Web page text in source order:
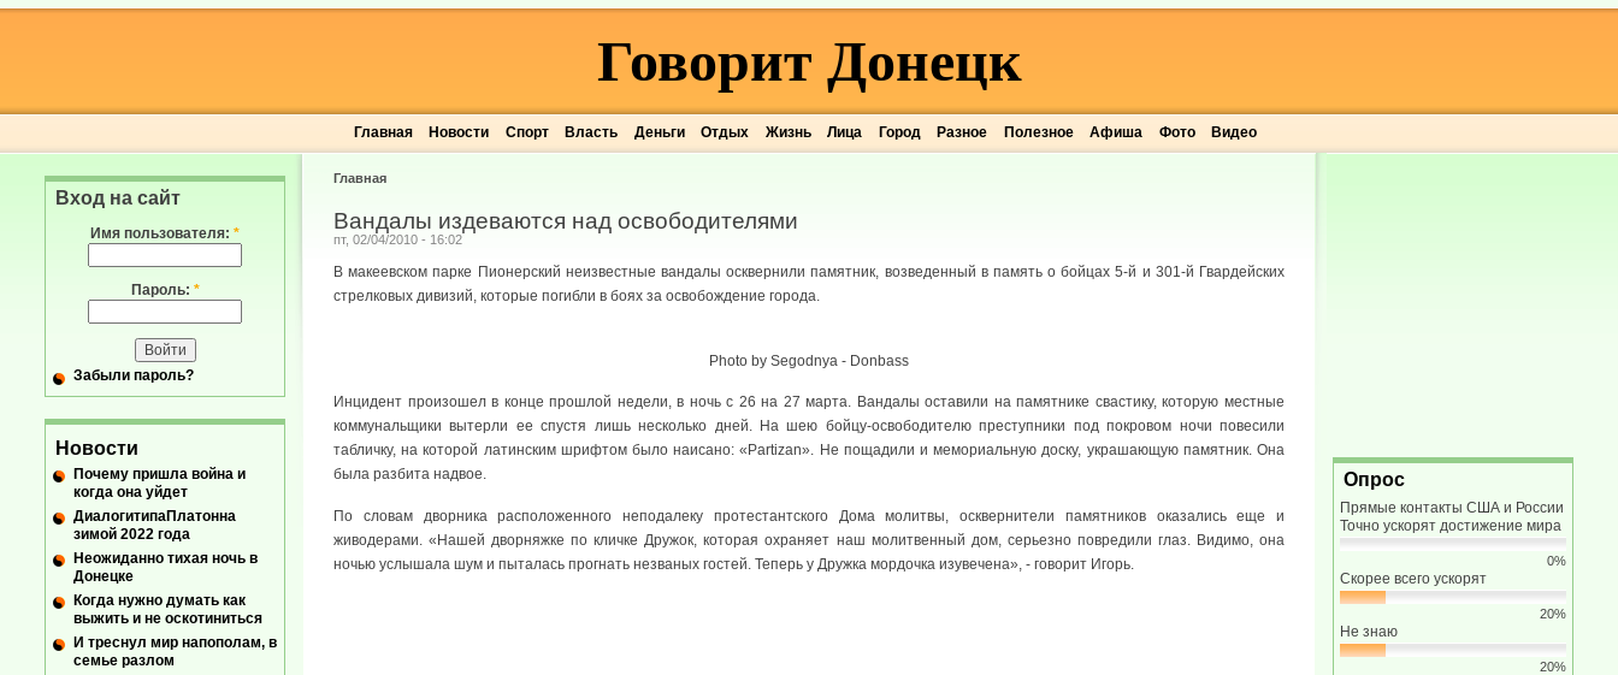
Главная Новости Спорт Власть Деньги Отдых Жизнь Лица Город Разное Полезное Афиша Фото Видео
Говорит Донецк
Главная
Вандалы издеваются над освободителями
пт, 02/04/2010 - 16:02
В макеевском парке Пионерский неизвестные вандалы осквернили памятник, возведенный в память о бойцах 5-й и 301-й Гвардейских
стрелковых дивизий, которые погибли в боях за освобождение города.
Photo by Segodnya - Donbass
Инцидент произошел в конце прошлой недели, в ночь с 26 на 27 марта. Вандалы оставили на памятнике свастику, которую местные
коммунальщики вытерли ее спустя лишь несколько дней. На шею бойцу-освободителю преступники под покровом ночи повесили
табличку, на которой латинским шрифтом было наисано: «Partizan». Не пощадили и мемориальную доску, украшающую памятник. Она
была разбита надвое.
По словам дворника расположенного неподалеку протестантского Дома молитвы, осквернители памятников оказались еще и
живодерами. «Нашей дворняжке по кличке Дружок, которая охраняет наш молитвенный дом, серьезно повредили глаз. Видимо, она
ночью услышала шум и пыталась прогнать незваных гостей. Теперь у Дружка мордочка изувечена», - говорит Игорь.
Вход на сайт
Имя пользователя: *
Пароль: *
Забыли пароль?
Новости
Почему пришла война и
когда она уйдет
ДиалогитипаПлатонна
зимой 2022 года
Неожиданно тихая ночь в
Донецке
Когда нужно думать как
выжить и не оскотиниться
И треснул мир напополам, в
семье разлом
Опрос
Прямые контакты США и России
Точно ускорят достижение мира
0%
Скорее всего ускорят
20%
Не знаю
20%